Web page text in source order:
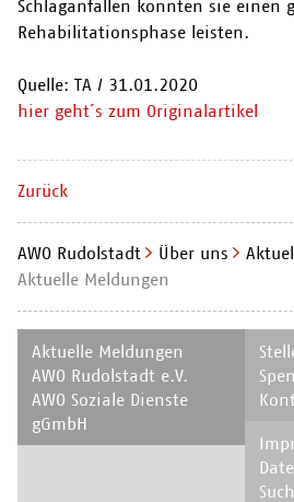
Schlaganfällen könnten sie einen
Rehabilitationsphase leisten.
Quelle: TA / 31.01.2020
hier geht´s zum Originalartikel
Zurück
AWO Rudolstadt Über uns
Aktuelle Meldungen
Navigation
überspringen
Aktuelle Meldungen
AWO Rudolstadt e.V.
AWO Soziale Dienste
gGmbH